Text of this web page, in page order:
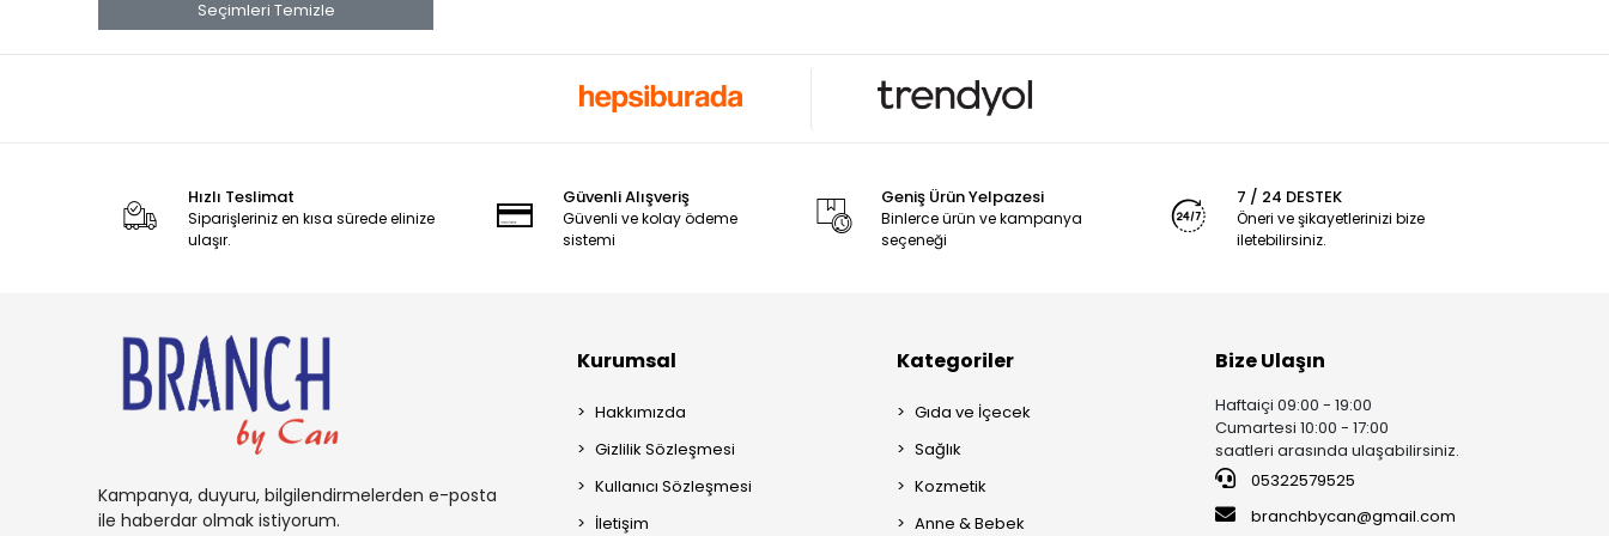
banana
Banana Boat
bluey
BURT'S
Cadbury
CARAMİA
Seçimleri Temizle
Hızlı Teslimat
Siparişleriniz en kısa sürede elinize
ulaşır.
Güvenli Alışveriş
Güvenli ve kolay ödeme
sistemi
Geniş Ürün Yelpazesi
Binlerce ürün ve kampanya
seçeneği
7 / 24 DESTEK
Öneri ve şikayetlerinizi bize
iletebilirsiniz.
Kampanya, duyuru, bilgilendirmelerden e-posta
ile haberdar olmak istiyorum.
Kurumsal
Hakkımızda
Gizlilik Sözleşmesi
Kullanıcı Sözleşmesi
İletişim
Kategoriler
Gıda ve İçecek
Sağlık
Kozmetik
Anne & Bebek
Bize Ulaşın
Haftaiçi 09:00 - 19:00
Cumartesi 10:00 - 17:00
saatleri arasında ulaşabilirsiniz.
05322579525
branchbycan@gmail.com